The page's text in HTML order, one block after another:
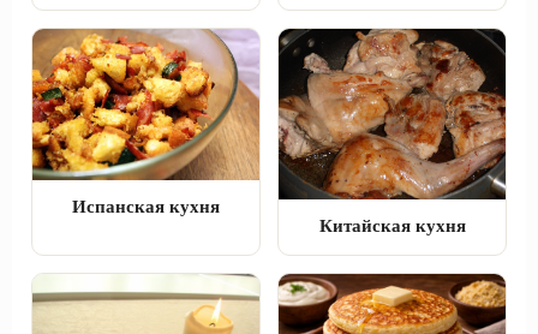
Испанская кухня
Китайская кухня